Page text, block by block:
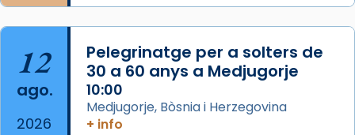
12
ago.
2026
Pelegrinatge per a solters de
30 a 60 anys a Medjugorje
10:00
Medjugorje, Bòsnia i Herzegovina
+ info